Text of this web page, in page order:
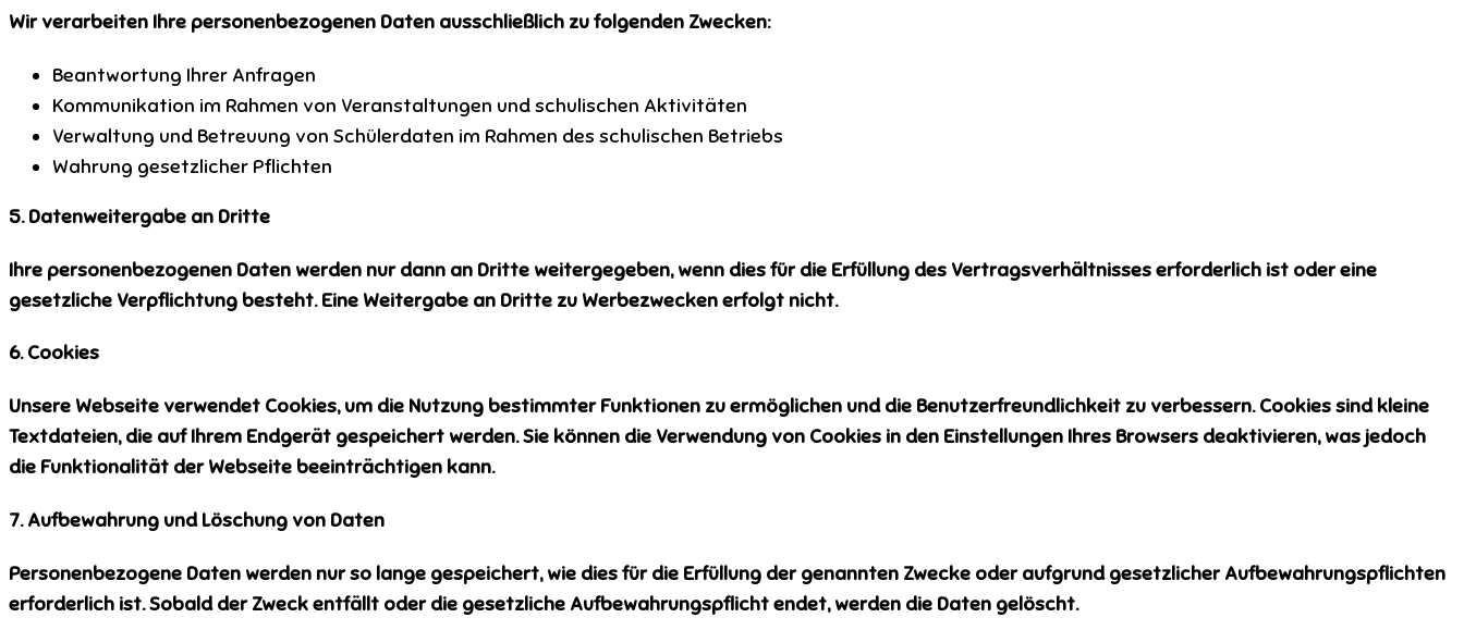
Wir verarbeiten Ihre personenbezogenen Daten ausschließlich zu folgenden Zwecken:
Beantwortung Ihrer Anfragen
Kommunikation im Rahmen von Veranstaltungen und schulischen Aktivitäten
Verwaltung und Betreuung von Schülerdaten im Rahmen des schulischen Betriebs
Wahrung gesetzlicher Pflichten
5. Datenweitergabe an Dritte
Ihre personenbezogenen Daten werden nur dann an Dritte weitergegeben, wenn dies für die Erfüllung des Vertragsverhältnisses erforderlich ist oder eine
gesetzliche Verpflichtung besteht. Eine Weitergabe an Dritte zu Werbezwecken erfolgt nicht.
6. Cookies
Unsere Webseite verwendet Cookies, um die Nutzung bestimmter Funktionen zu ermöglichen und die Benutzerfreundlichkeit zu verbessern. Cookies sind kleine
Textdateien, die auf Ihrem Endgerät gespeichert werden. Sie können die Verwendung von Cookies in den Einstellungen Ihres Browsers deaktivieren, was jedoch
die Funktionalität der Webseite beeinträchtigen kann.
7. Aufbewahrung und Löschung von Daten
Personenbezogene Daten werden nur so lange gespeichert, wie dies für die Erfüllung der genannten Zwecke oder aufgrund gesetzlicher Aufbewahrungspflichten
erforderlich ist. Sobald der Zweck entfällt oder die gesetzliche Aufbewahrungspflicht endet, werden die Daten gelöscht.